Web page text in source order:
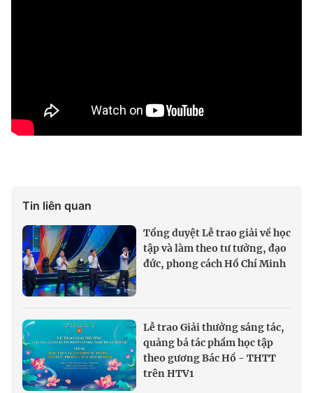
Tin liên quan
Tổng duyệt Lễ trao giải về học
tập và làm theo tư tưởng, đạo
đức, phong cách Hồ Chí Minh
Lễ trao Giải thưởng sáng tác,
quảng bá tác phẩm học tập
theo gương Bác Hồ - THTT
trên HTV1